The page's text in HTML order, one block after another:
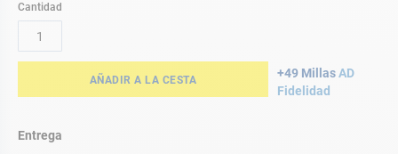
Cantidad
AÑADIR A LA CESTA +49 MillasAD
Fidelidad
Entrega